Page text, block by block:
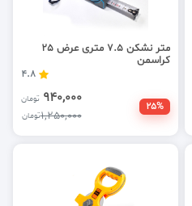
متر نشکن 7.5 متری عرض 25
کراسمن
4.8
25%
940,000 تومان
1,250,000تومان